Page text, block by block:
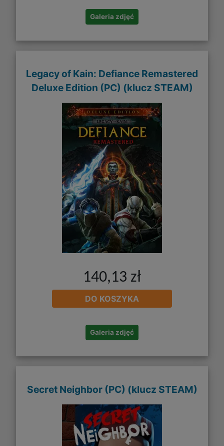
Galeria zdjęć
Legacy of Kain: Defiance Remastered
Deluxe Edition (PC) (klucz STEAM)
140,13 zł
DO KOSZYKA
Galeria zdjęć
Secret Neighbor (PC) (klucz STEAM)